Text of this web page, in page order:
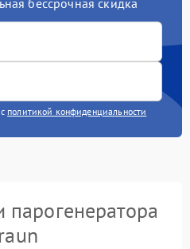
бессрочная скидка
политикой конфиденциальности
парогенератора